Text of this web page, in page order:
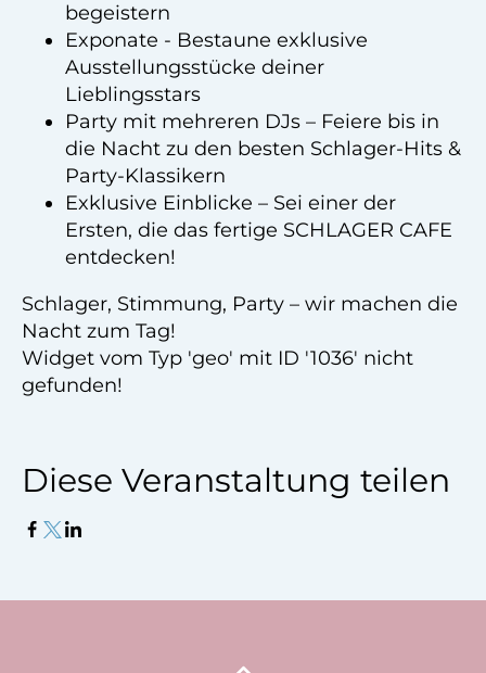
begeistern
Exponate - Bestaune exklusive
Ausstellungsstücke deiner
Lieblingsstars
Party mit mehreren DJs – Feiere bis in
die Nacht zu den besten Schlager-Hits &
Party-Klassikern
Exklusive Einblicke – Sei einer der
Ersten, die das fertige SCHLAGER CAFE
entdecken!
Schlager, Stimmung, Party – wir machen die
Nacht zum Tag!
Widget vom Typ 'geo' mit ID '1036' nicht
gefunden!
Diese Veranstaltung teilen